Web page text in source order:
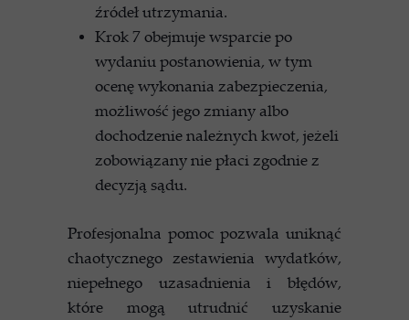
źródeł utrzymania.
Krok 7 obejmuje wsparcie po
wydaniu postanowienia, w tym
ocenę wykonania zabezpieczenia,
możliwość jego zmiany albo
dochodzenie należnych kwot, jeżeli
zobowiązany nie płaci zgodnie z
decyzją sądu.
Profesjonalna pomoc pozwala uniknąć
chaotycznego zestawienia wydatków,
niepełnego uzasadnienia i błędów,
które mogą utrudnić uzyskanie